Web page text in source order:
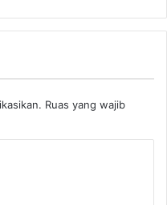
Ruas yang wajib